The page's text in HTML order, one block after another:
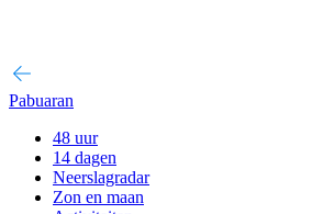
Pabuaran
48 uur
14 dagen
Neerslagradar
Zon en maan